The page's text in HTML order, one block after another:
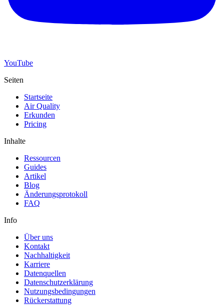
YouTube
Seiten
Startseite
Air Quality
Erkunden
Pricing
Inhalte
Ressourcen
Guides
Artikel
Blog
Änderungsprotokoll
FAQ
Info
Über uns
Kontakt
Nachhaltigkeit
Karriere
Datenquellen
Datenschutzerklärung
Nutzungsbedingungen
Rückerstattung